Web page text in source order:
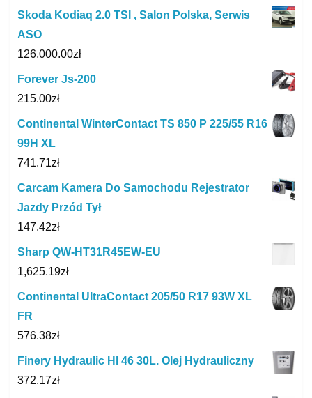
Skoda Kodiaq 2.0 TSI , Salon Polska, Serwis
ASO
126,000.00zł
Forever Js-200
215.00zł
Continental WinterContact TS 850 P 225/55 R16
99H XL
741.71zł
Carcam Kamera Do Samochodu Rejestrator
Jazdy Przód Tył
147.42zł
Sharp QW-HT31R45EW-EU
1,625.19zł
Continental UltraContact 205/50 R17 93W XL
FR
576.38zł
Finery Hydraulic Hl 46 30L. Olej Hydrauliczny
372.17zł